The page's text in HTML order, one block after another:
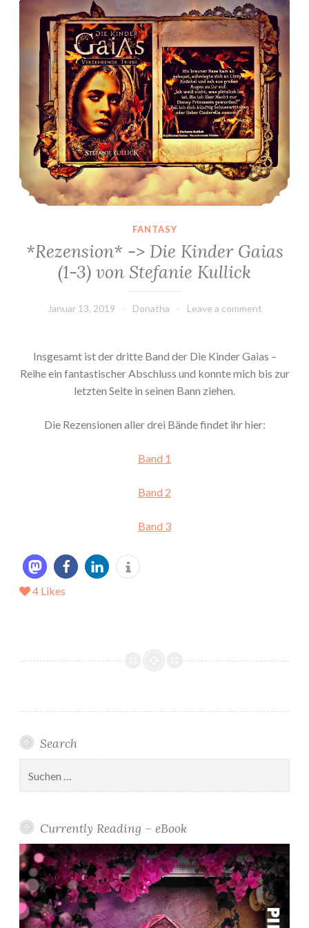
FANTASY
*Rezension* -> Die Kinder Gaias
(1-3) von Stefanie Kullick
Januar 13, 2019 Donatha Leave a comment
Insgesamt ist der dritte Band der Die Kinder Gaias –
Reihe ein fantastischer Abschluss und konnte mich bis zur
letzten Seite in seinen Bann ziehen.
Die Rezensionen aller drei Bände findet ihr hier:
Band 1
Band 2
Band 3
4 Likes
Search
nach:
Currently Reading – eBook